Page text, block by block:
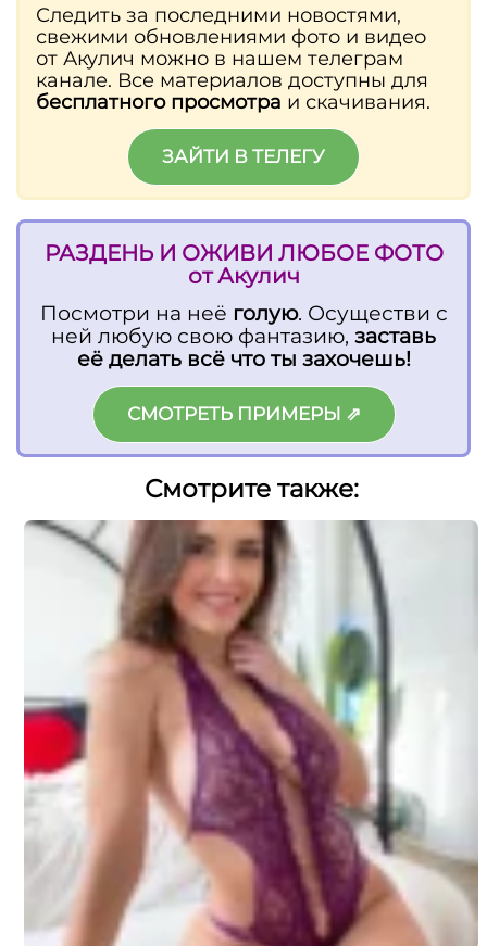
Следить за последними новостями,
свежими обновлениями фото и видео
от Акулич можно в нашем телеграм
канале. Все материалов доступны для
бесплатного просмотра и скачивания.
ЗАЙТИ В ТЕЛЕГУ
РАЗДЕНЬ И ОЖИВИ ЛЮБОЕ ФОТО
отАкулич
Посмотри на неё голую. Осуществи с
ней любую свою фантазию, заставь
её делать всё что ты захочешь!
СМОТРЕТЬ ПРИМЕРЫ ⇗
Смотрите также: